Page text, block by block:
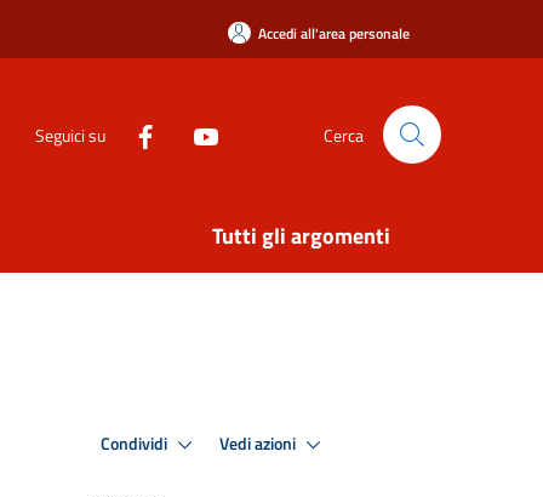
Accedi all'area personale
Seguici su Cerca
Tutti gli argomenti
Condividi Vedi azioni